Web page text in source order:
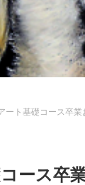
ート基礎コース卒業
ース卒